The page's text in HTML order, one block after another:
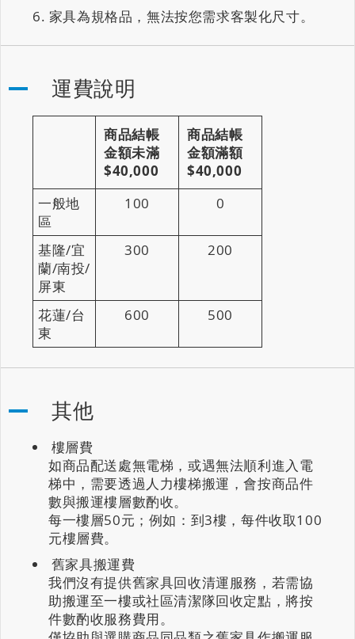
家具為規格品，無法按您需求客製化尺寸。
運費說明
商品結帳
金額未滿
$40,000
商品結帳
金額滿額
$40,000
一般地
區
100 0
基隆/宜
蘭/南投/
屏東
300 200
花蓮/台
東
600 500
其他
樓層費
如商品配送處無電梯，或遇無法順利進入電
梯中，需要透過人力樓梯搬運，會按商品件
數與搬運樓層數酌收。
每一樓層50元；例如：到3樓，每件收取100
元樓層費。
舊家具搬運費
我們沒有提供舊家具回收清運服務，若需協
助搬運至一樓或社區清潔隊回收定點，將按
件數酌收服務費用。